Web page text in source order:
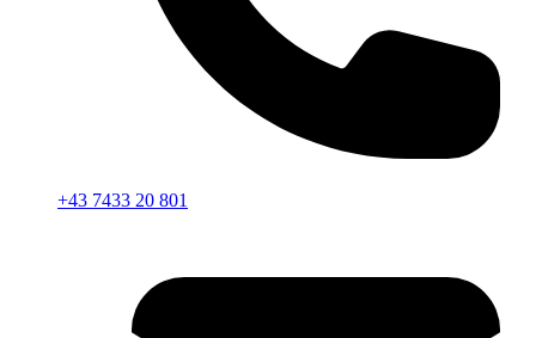
+43 7433 20 801